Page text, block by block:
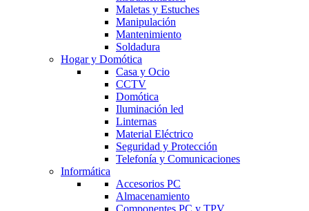
Maletas y Estuches
Manipulación
Mantenimiento
Soldadura
Hogar y Domótica
Casa y Ocio
CCTV
Domótica
Iluminación led
Linternas
Material Eléctrico
Seguridad y Protección
Telefonía y Comunicaciones
Informática
Accesorios PC
Almacenamiento
Componentes PC y TPV